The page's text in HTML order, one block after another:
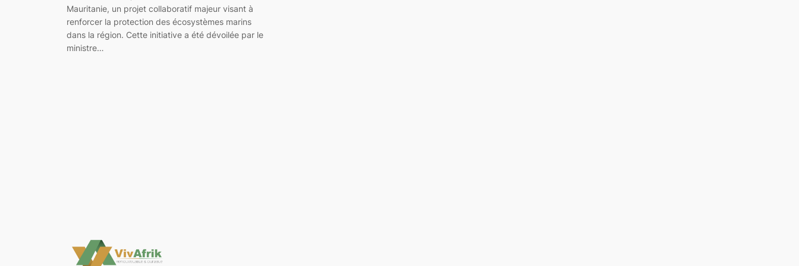
Mauritanie, un projet collaboratif majeur visant à
renforcer la protection des écosystèmes marins
dans la région. Cette initiative a été dévoilée par le
ministre…